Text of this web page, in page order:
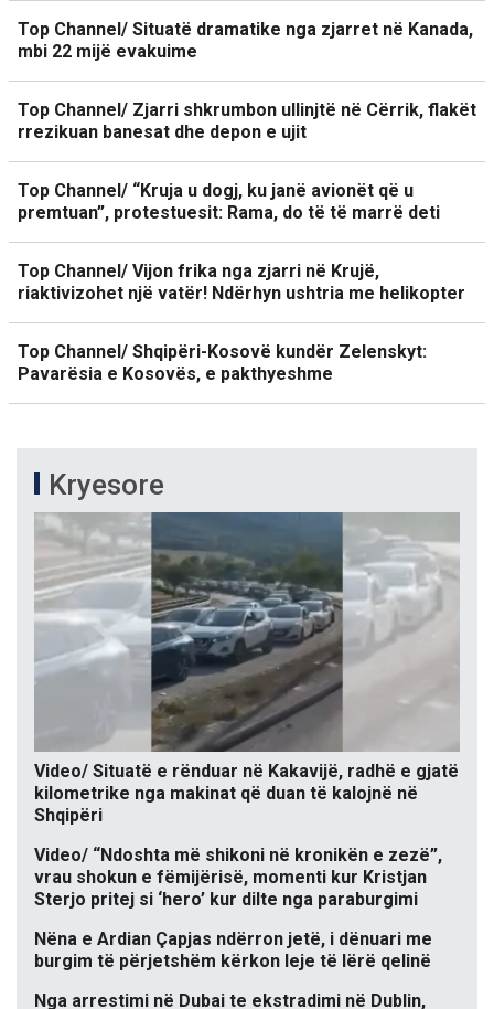
Top Channel/ Situatë dramatike nga zjarret në Kanada,
mbi 22 mijë evakuime
Top Channel/ Zjarri shkrumbon ullinjtë në Cërrik, flakët
rrezikuan banesat dhe depon e ujit
Top Channel/ “Kruja u dogj, ku janë avionët që u
premtuan”, protestuesit: Rama, do të të marrë deti
Top Channel/ Vijon frika nga zjarri në Krujë,
riaktivizohet një vatër! Ndërhyn ushtria me helikopter
Top Channel/ Shqipëri-Kosovë kundër Zelenskyt:
Pavarësia e Kosovës, e pakthyeshme
Kryesore
Video/ Situatë e rënduar në Kakavijë, radhë e gjatë
kilometrike nga makinat që duan të kalojnë në
Shqipëri
Video/ “Ndoshta më shikoni në kronikën e zezë”,
vrau shokun e fëmijërisë, momenti kur Kristjan
Sterjo pritej si ‘hero’ kur dilte nga paraburgimi
Nëna e Ardian Çapjas ndërron jetë, i dënuari me
burgim të përjetshëm kërkon leje të lërë qelinë
Nga arrestimi në Dubai te ekstradimi në Dublin,